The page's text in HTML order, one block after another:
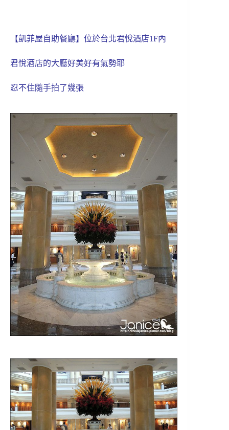
【凱菲屋自助餐廳】位於台北君悅酒店1F內
君悅酒店的大廳好美好有氣勢耶
忍不住隨手拍了幾張